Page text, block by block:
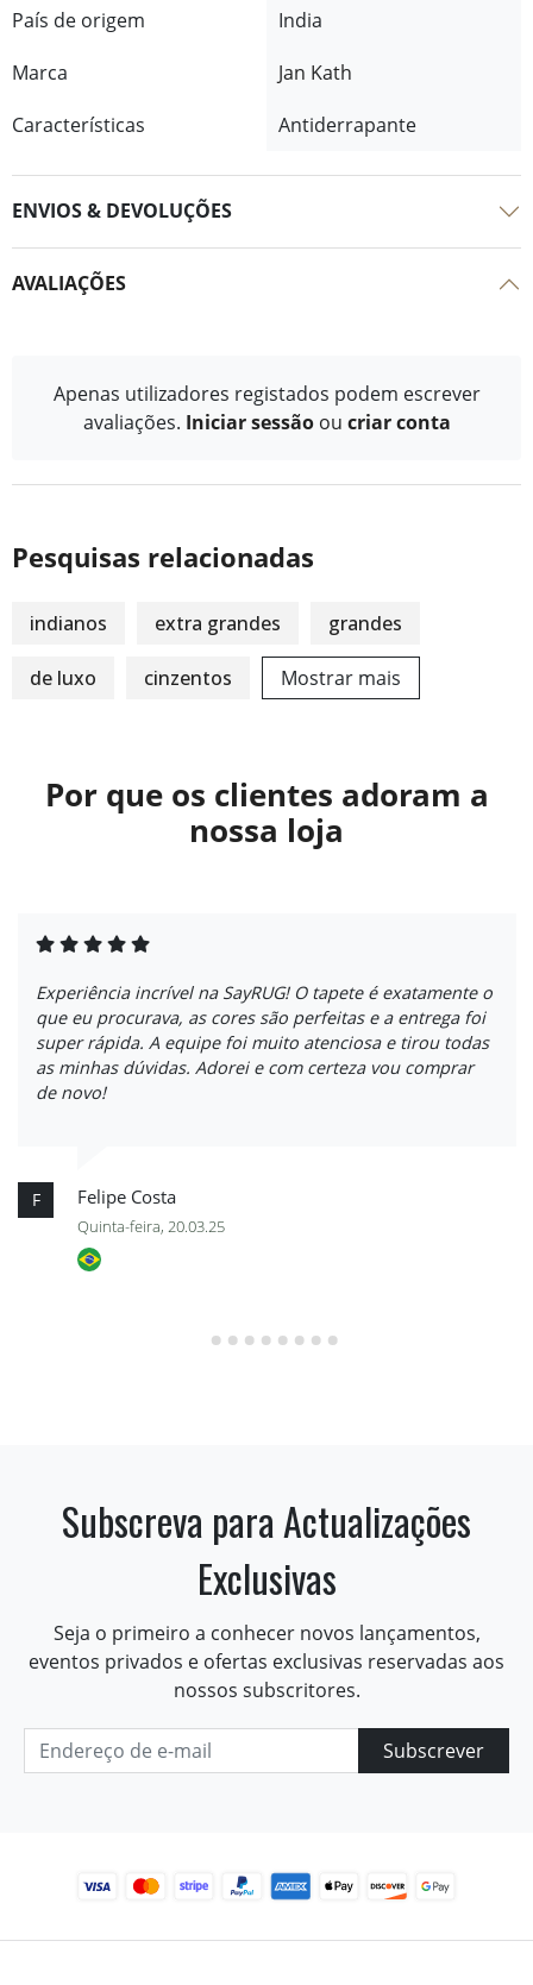
País de origem
India
Marca
Jan Kath
Características
Antiderrapante
ENVIOS & DEVOLUÇÕES
AVALIAÇÕES
Apenas utilizadores registados podem escrever
avaliações. Iniciar sessão ou criar conta
Pesquisas relacionadas
indianos extra grandes grandes
de luxo cinzentos Mostrar mais
Por que os clientes adoram a
nossa loja
Experiência incrível na SayRUG! O tapete é exatamente o
que eu procurava, as cores são perfeitas e a entrega foi
super rápida. A equipe foi muito atenciosa e tirou todas
as minhas dúvidas. Adorei e com certeza vou comprar
de novo!
F Felipe Costa
Quinta-feira, 20.03.25
Subscreva para Actualizações
Exclusivas
Seja o primeiro a conhecer novos lançamentos,
eventos privados e ofertas exclusivas reservadas aos
nossos subscritores.
Subscrever